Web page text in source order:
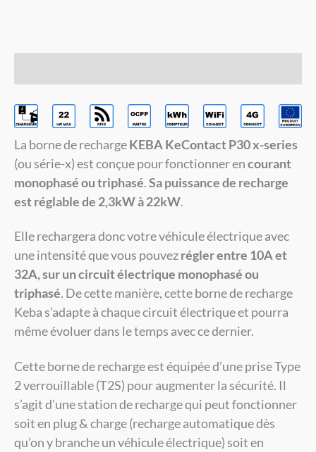
La borne de rechargeKEBA KeContact P30 x-series
(ou série-x) est conçue pour fonctionner encourant
monophasé ou triphasé.Sa puissance de recharge
est réglable de 2,3kW à 22kW.
Elle rechargera donc votre véhicule électrique avec
une intensité que vous pouvezrégler entre 10A et
32A, sur un circuit électrique monophasé ou
triphasé. De cette manière, cette borne de recharge
Keba s’adapte à chaque circuit électrique et pourra
même évoluer dans le temps avec ce dernier.
Cette borne de recharge est équipée d’une prise Type
2 verrouillable (T2S) pour augmenter la sécurité. Il
s’agit d’une station de recharge qui peut fonctionner
soit en plug & charge (recharge automatique dès
qu’on y branche un véhicule électrique) soit en